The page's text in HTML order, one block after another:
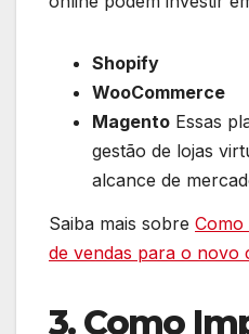
Shopify
WooCommerce
Magento Essas
gestão de lojas
alcance de
Saiba mais sobre Como
de vendas para o novo
3. Como